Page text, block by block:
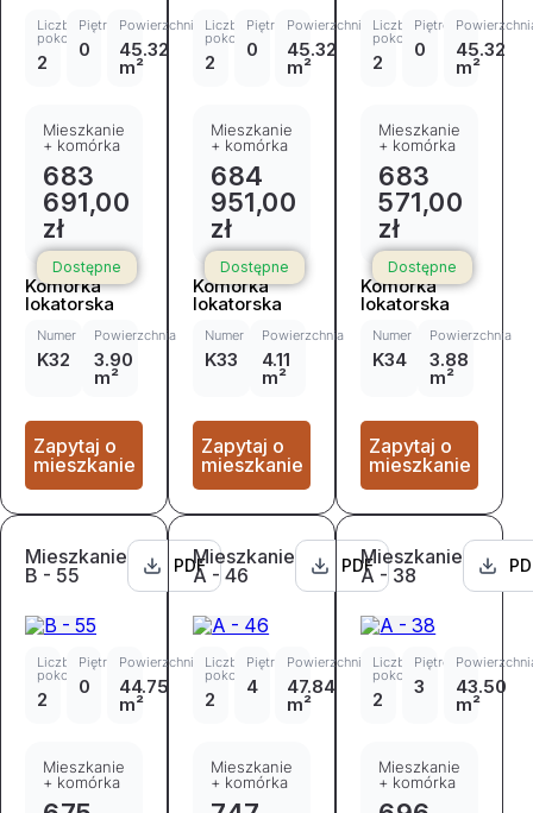
Dostępne
Liczba
pokoi
2
Piętro
0
Powierzchnia
45.32
m²
Mieszkanie
+ komórka
683
691,00
zł
Komórka
lokatorska
Numer
K32
Powierzchnia
3.90
m²
Zapytaj o
mieszkanie
Dostępne
Liczba
pokoi
2
Piętro
0
Powierzchnia
45.32
m²
Mieszkanie
+ komórka
684
951,00
zł
Komórka
lokatorska
Numer
K33
Powierzchnia
4.11
m²
Zapytaj o
mieszkanie
Dostępne
Liczba
pokoi
2
Piętro
0 45.32
m²
Mieszkanie
+ komórka
683
571,00
zł
Komórka
lokatorska
Numer
K34
Powierzchnia
3.88
m²
Zapytaj o
mieszkanie
Mieszkanie
B - 55
PDF
Liczba
pokoi
2
Piętro
0
Powierzchnia
44.75
m²
Mieszkanie
+ komórka
Mieszkanie
A - 46
PDF
Liczba
pokoi
2
Piętro
4
Powierzchnia
47.84
m²
Mieszkanie
+ komórka
Mieszkanie
A - 38
Liczba
pokoi
2
Piętro
3 43.50
m²
Mieszkanie
+ komórka